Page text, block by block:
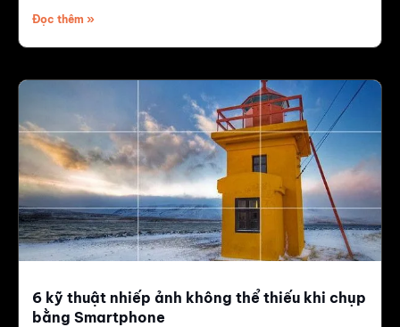
Đọc thêm »
6 kỹ thuật nhiếp ảnh không thể thiếu khi chụp
bằng Smartphone